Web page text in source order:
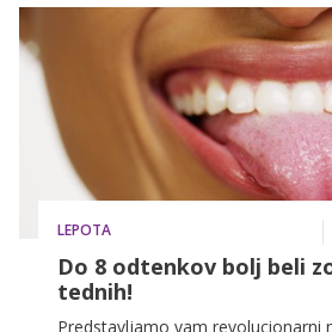
odličen ženski 'road trip',
stvari, ki nikakor ne smejo manjkati
LEPOTA
Do 8 odtenkov bolj beli
tednih!
Predstavljamo vam revolucionarni